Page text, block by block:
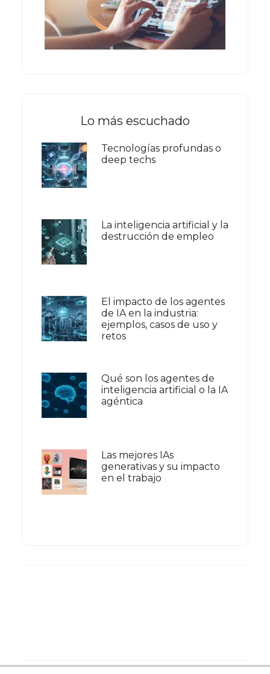
Lo más escuchado
Tecnologías profundas o
deep techs
La inteligencia artificial y la
destrucción de empleo
El impacto de los agentes
de IA en la industria:
ejemplos, casos de uso y
retos
Qué son los agentes de
inteligencia artificial o la IA
agéntica
Las mejores IAs
generativas y su impacto
en el trabajo